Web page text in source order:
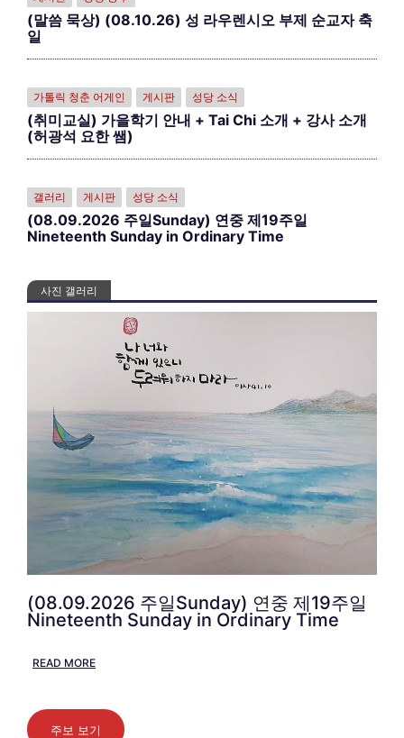
(말씀 묵상) (08.10.26) 성 라우렌시오 부제 순교자 축
일
가톨릭 청춘 어게인 게시판 성당 소식
(취미교실) 가을학기 안내 + Tai Chi 소개 + 강사 소개
(허광석 요한 쌤)
갤러리 게시판 성당 소식
(08.09.2026 주일Sunday) 연중 제19주일
Nineteenth Sunday in Ordinary Time
사진 갤러리
(08.09.2026 주일Sunday) 연중 제19주일
Nineteenth Sunday in Ordinary Time
READ MORE
주보 보기